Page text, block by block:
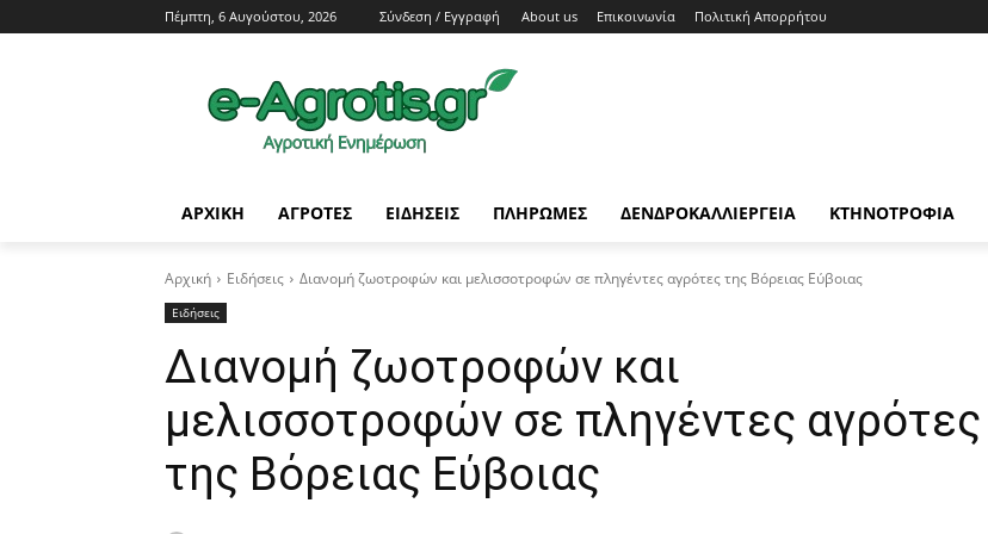
Πέμπτη, 6 Αυγούστου, 2026 Σύνδεση / Εγγραφή About us Επικοινωνία Πολιτική Απορρήτου
ΑΡΧΙΚΗ AΓΡΟΤΕΣ ΕΙΔΗΣΕΙΣ ΠΛΗΡΩΜΕΣ ΔΕΝΔΡΟΚΑΛΛΙΕΡΓΕΙΑ ΚΤΗΝΟΤΡΟΦΙΑ
Αρχική Ειδήσεις Διανομή ζωοτροφών και μελισσοτροφών σε πληγέντες αγρότες της Βόρειας Εύβοιας
Ειδήσεις
Διανομή ζωοτροφών και
μελισσοτροφών σε πληγέντες αγρότες
της Βόρειας Εύβοιας